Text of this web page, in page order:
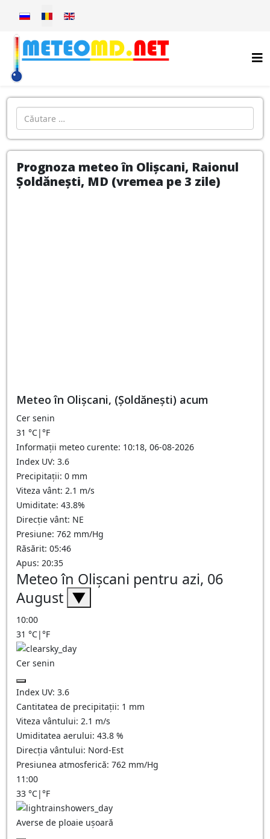
Selectați limba dvs
Introdu localitatea:
Prognoza meteo în Olișcani, Raionul
Șoldănești, MD (vremea pe 3 zile)
Meteo în Olişcani, (Șoldănești) acum
Cer senin
31 °C|°F
Informații meteo curente: 10:18, 06-08-2026
Index UV: 3.6
Precipitații: 0 mm
Viteza vânt: 2.1 m/s
Umiditate: 43.8%
Direcție vânt: NE
Presiune: 762 mm/Hg
Răsărit: 05:46
Apus: 20:35
Meteo în Olişcani pentru azi, 06
August ▼
10:00
31 °C|°F
Cer senin
Index UV: 3.6
Cantitatea de precipitații: 1 mm
Viteza vântului: 2.1 m/s
Umiditatea aerului: 43.8 %
Direcția vântului: Nord-Est
Presiunea atmosferică: 762 mm/Hg
11:00
33 °C|°F
Averse de ploaie ușoară